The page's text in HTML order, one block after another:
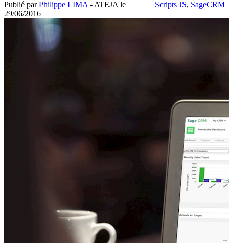
Scripts JS, SageCRM
Publié parPhilippe LIMA - ATEJA le
29/06/2016